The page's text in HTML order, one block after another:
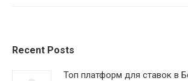
Recent Posts
Топ платформ для ставок в